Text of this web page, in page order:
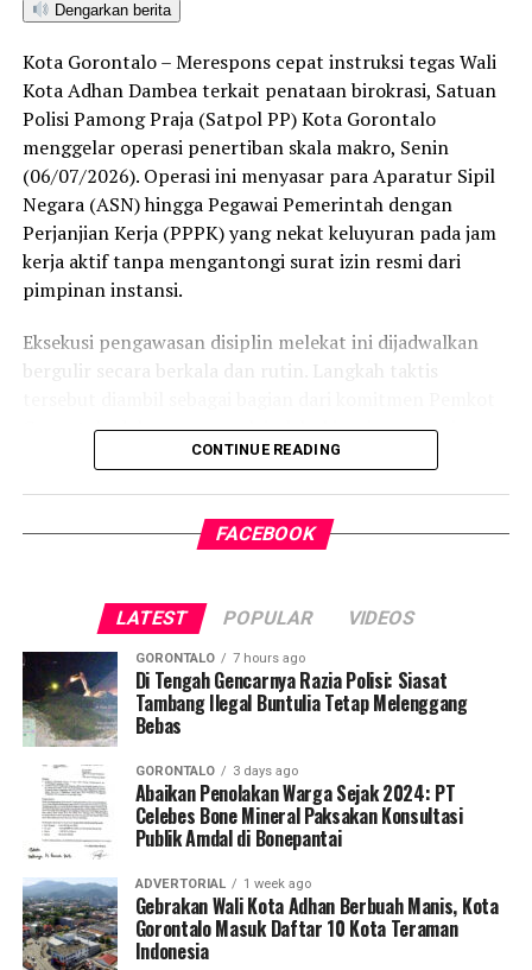
ditetapkan dan mengantarkan Kota Gorontalo menjadi
satu-satunya daerah di wilayah tersebut yang
menembus kategori “Unggul”. Sementara kabupaten lain
di Gorontalo masih berada pada kategori “Berkembang”
hingga menuju “Unggul”.
“Alhamdulillah, nilai IKAD Kota Gorontalo tercatat yang
tertinggi di kawasan SulutGo sebagaimana dipaparkan
dalam Rakorwil TPAKD,” ungkap Wawali Indra Gobel
usai kegiatan.
tingkat keterjangkauan, pemanfaatan, serta inklusivitas
Predikat “Unggul” yang diraih Pemerintahan AIR
menjadi indikator kuat atas keberhasilan pemerintah
daerah dalam mendorong masyarakat agar makin
mudah, merata, dan aman dalam mengakses berbagai
Dengarkan berita
Kota Gorontalo – Merespons cepat instruksi tegas Wali
Kota Adhan Dambea terkait penataan birokrasi, Satuan
Polisi Pamong Praja (Satpol PP) Kota Gorontalo
menggelar operasi penertiban skala makro, Senin
(06/07/2026). Operasi ini menyasar para Aparatur Sipil
Negara (ASN) hingga Pegawai Pemerintah dengan
Perjanjian Kerja (PPPK) yang nekat keluyuran pada jam
kerja aktif tanpa mengantongi surat izin resmi dari
pimpinan instansi.
Eksekusi pengawasan disiplin melekat ini dijadwalkan
bergulir secara berkala dan rutin. Langkah taktis
Gorontalo dalam mengerek indeks kinerja pegawai serta
memulihkan marwah kedisiplinan korps abdi negara.
tersebut, armada penegak perda berhasil menjaring
Saat diinterogasi, keempatnya dipastikan tidak mampu
menunjukkan dokumen dispensasi atau surat izin keluar
kantor.
Operasi penyisiran bergerak mobile menyasar sejumlah
titik vital yang kerap menjadi pusat keramaian dan
perbelanjaan. Di antaranya Citimall Gorontalo,
Indogrosir, pusat perbelanjaan alat tulis Toko Ira dan
Toko Mufida, hingga beberapa rumah makan strategis di
seputaran Kota Gorontalo.
Kepala Satpol PP Kota Gorontalo Marwan Saleh
menegaskan, operasi perdana di awal pekan ini
CONTINUE READING
FACEBOOK
LATEST POPULAR VIDEOS
GORONTALO 7 hours ago
Di Tengah Gencarnya Razia Polisi: Siasat
Tambang Ilegal Buntulia Tetap Melenggang
Bebas
GORONTALO 3 days ago
Abaikan Penolakan Warga Sejak 2024: PT
Celebes Bone Mineral Paksakan Konsultasi
Publik Amdal di Bonepantai
ADVERTORIAL 1 week ago
Gebrakan Wali Kota Adhan Berbuah Manis, Kota
Gorontalo Masuk Daftar 10 Kota Teraman
Indonesia